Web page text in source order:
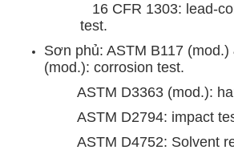
16 CFR 1303: lead-
test.
Sơn phủ: ASTM B117 (mod.)
(mod.): corrosion test.
ASTM D3363 (mod.):
ASTM D2794: impact
ASTM D4752: Solvent